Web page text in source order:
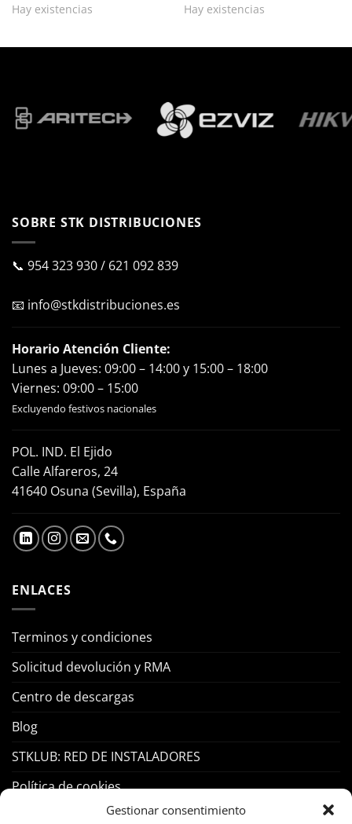
Gestionar consentimiento
Hay existencias Hay existencias
SOBRE STK DISTRIBUCIONES
📞 954 323 930/ 621 092 839
📧 info@stkdistribuciones.es
Horario Atención Cliente:
Lunes a Jueves: 09:00 – 14:00 y 15:00 – 18:00
Viernes: 09:00 – 15:00
Excluyendo festivos nacionales
POL. IND. El Ejido
Calle Alfareros, 24
41640 Osuna (Sevilla), España
ENLACES
Terminos y condiciones
Solicitud devolución y RMA
Centro de descargas
Blog
STKLUB: RED DE INSTALADORES
Política de cookies